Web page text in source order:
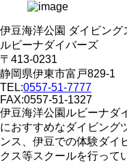
伊豆海洋公園 ダイビング
ルビーナダイバーズ
〒413-0231
静岡県伊東市富戸829-1
TEL:0557-51-7777
FAX:0557-51-1327
伊豆海洋公園ルビーナダ
におすすめなダイビング
ンス、伊豆での体験ダイ
クス等スクールを行って